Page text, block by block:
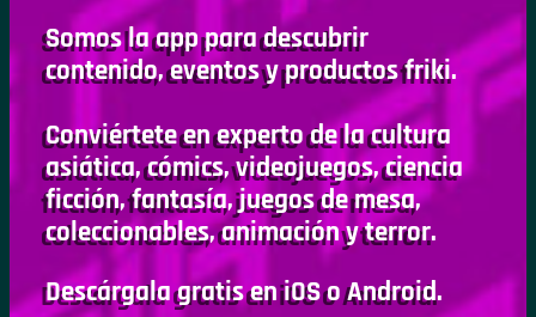
Somos la app para descubrir
contenido, eventos y productos friki.
Conviértete en experto de la cultura
asiática, cómics, videojuegos, ciencia
ficción, fantasía, juegos de mesa,
coleccionables, animación y terror.
Descárgala gratis en iOS o Android.